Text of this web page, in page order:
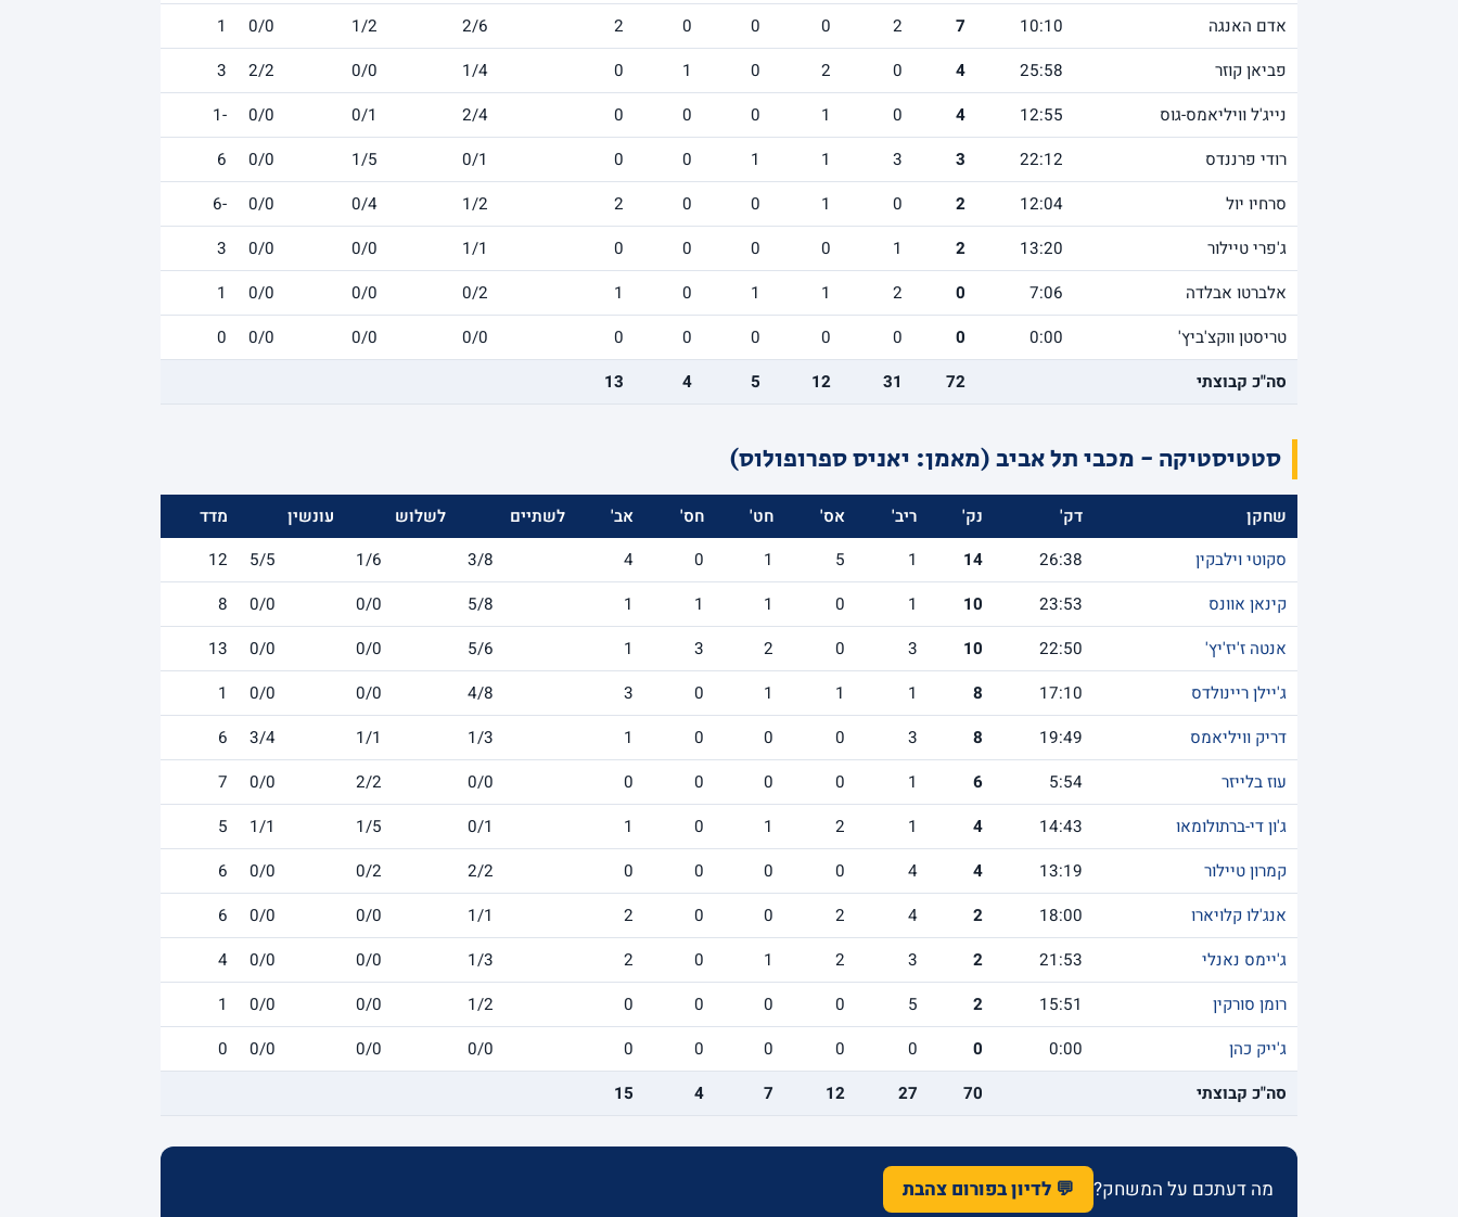
אדם האנגה
10:10
7
2
0
0
0
2
2/6
1/2
0/0
1
פביאן קוזר
25:58
4
0
2
0
1
0
1/4
0/0
2/2
3
נייג'ל וויליאמס-גוס
12:55
4
0
1
0
0
0
2/4
0/1
0/0
-1
רודי פרננדס
22:12
3
3
1
1
0
0
0/1
1/5
0/0
6
סרחיו יול
12:04
2
0
1
0
0
2
1/2
0/4
0/0
-6
ג'פרי טיילור
13:20
2
1
0
0
0
0
1/1
0/0
0/0
3
אלברטו אבלדה
7:06
0
2
1
1
0
1
0/2
0/0
0/0
1
טריסטן ווקצ'ביץ'
0:00
0
0
0
0
0
0
0/0
0/0
0/0
0
סה"כ קבוצתי
72
31
12
5
4
13
סטטיסטיקה - מכבי תל אביב (מאמן: יאניס ספרופולוס)
שחקן דק' נק' ריב' אס' חט' חס' אב' לשתיים לשלוש עונשין
מדד
סקוטי וילבקין
26:38
14
1
5
1
0
4
3/8
1/6
5/5
12
קינאן אוונס
23:53
10
1
0
1
1
1
5/8
0/0
0/0
8
אנטה ז'יז'יץ'
22:50
10
3
0
2
3
1
5/6
0/0
0/0
13
ג'יילן ריינולדס
17:10
8
1
1
1
0
3
4/8
0/0
0/0
1
דריק וויליאמס
19:49
8
3
0
0
0
1
1/3
1/1
3/4
6
עוז בלייזר
5:54
6
1
0
0
0
0
0/0
2/2
0/0
7
ג'ון די-ברתולומאו
14:43
4
1
2
1
0
1
0/1
1/5
1/1
5
קמרון טיילור
13:19
4
4
0
0
0
0
2/2
0/2
0/0
6
אנג'לו קלויארו
18:00
2
4
2
0
0
2
1/1
0/0
0/0
6
ג'יימס נאנלי
21:53
2
3
2
1
0
2
1/3
0/0
0/0
4
רומן סורקין
15:51
2
5
0
0
0
0
1/2
0/0
0/0
1
ג'ייק כהן
0:00
0
0
0
0
0
0
0/0
0/0
0/0
0
סה"כ קבוצתי
70
27
12
7
4
15
מה דעתכם על המשחק? 💬 לדיון בפורום צהבת